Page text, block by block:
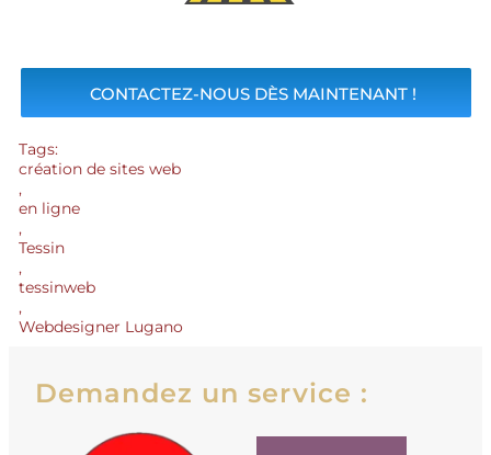
CONTACTEZ-NOUS DÈS MAINTENANT !
Tags:
création de sites web
,
en ligne
,
Tessin
,
tessinweb
,
Webdesigner Lugano
Demandez un service :